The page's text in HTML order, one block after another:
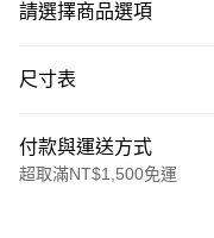
請選擇商品選項
尺寸表
付款與運送方式
超取滿NT$1,500免運